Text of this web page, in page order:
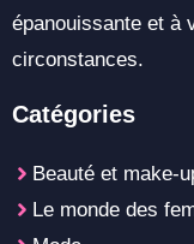
épanouissante et à
circonstances.
Catégories
Beauté et make-
Le monde des